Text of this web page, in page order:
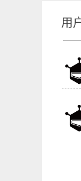
用